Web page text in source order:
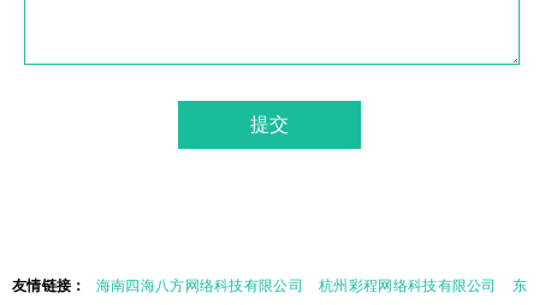
友情链接： 海南四海八方网络科技有限公司 杭州彩程网络科技有限公司
东